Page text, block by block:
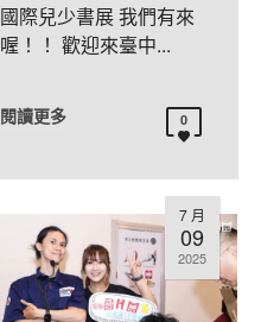
國際兒少書展 我們有來
喔！！ 歡迎來臺中...
閱讀更多 0
7 月
09
2025